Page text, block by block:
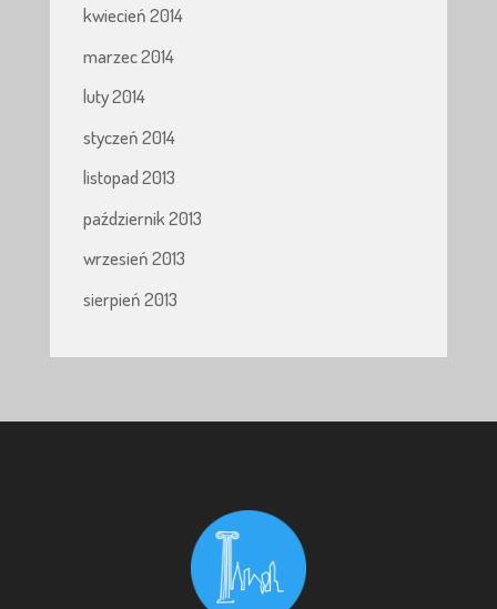
kwiecień 2014
marzec 2014
luty 2014
styczeń 2014
listopad 2013
październik 2013
wrzesień 2013
sierpień 2013